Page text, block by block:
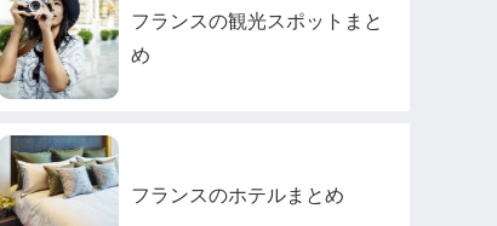
フランスの観光スポットまと
め
フランスのホテルまとめ